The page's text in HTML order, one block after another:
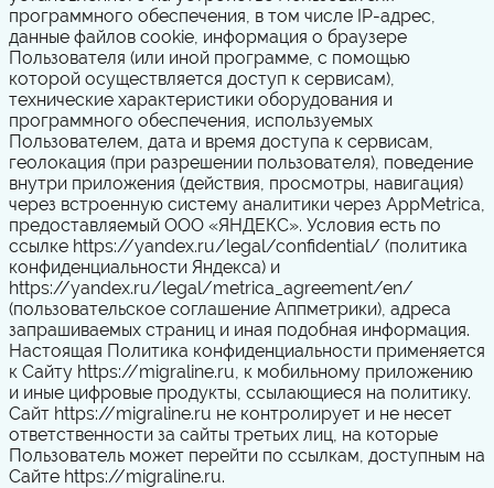
программного обеспечения, в том числе IP-адрес,
данные файлов cookie, информация о браузере
Пользователя (или иной программе, с помощью
которой осуществляется доступ к сервисам),
технические характеристики оборудования и
программного обеспечения, используемых
Пользователем, дата и время доступа к сервисам,
геолокация (при разрешении пользователя), поведение
внутри приложения (действия, просмотры, навигация)
через встроенную систему аналитики через AppMetrica,
предоставляемый ООО «ЯНДЕКС». Условия есть по
ссылке https://yandex.ru/legal/confidential/ (политика
конфиденциальности Яндекса) и
https://yandex.ru/legal/metrica_agreement/en/
(пользовательское соглашение Аппметрики), адреса
запрашиваемых страниц и иная подобная информация.
Настоящая Политика конфиденциальности применяется
к Сайту https://migraline.ru, к мобильному приложению
и иные цифровые продукты, ссылающиеся на политику.
Сайт https://migraline.ru не контролирует и не несет
ответственности за сайты третьих лиц, на которые
Пользователь может перейти по ссылкам, доступным на
Сайте https://migraline.ru.